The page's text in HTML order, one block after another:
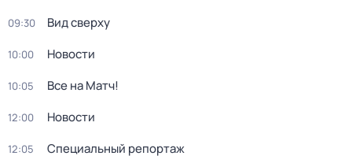
09:30 Вид сверху
10:00 Новости
10:05 Все на Матч!
12:00 Новости
12:05 Специальный репортаж